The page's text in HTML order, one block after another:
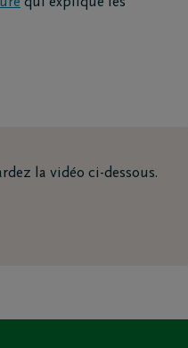
qui explique les
la vidéo ci-dessous.